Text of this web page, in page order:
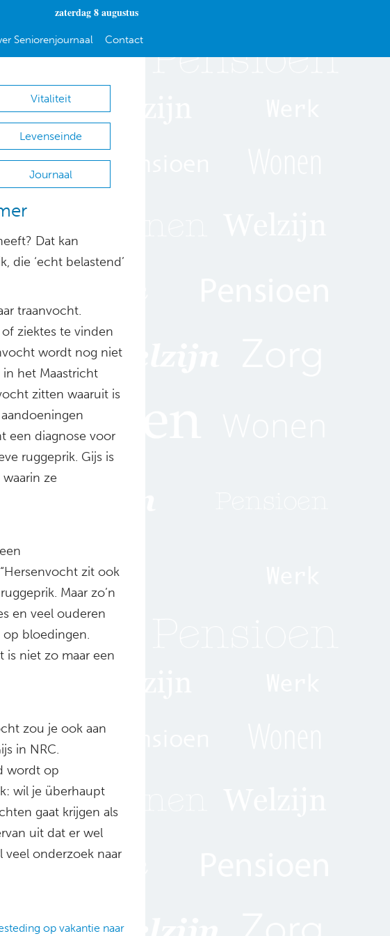
zaterdag 8 augustus
Seniorenjournaal Contact
Vitaliteit
Levenseinde
Journaal
Dat kan
die ‘echt belastend’
traanvocht.
ziektes te vinden
wordt nog niet
het Maastricht
zitten waaruit is
een diagnose voor
ruggeprik. Gijs is
ze
“Hersenvocht zit ook
Maar zo’n
en veel ouderen
op bloedingen.
is niet zo maar een
zou je ook aan
in NRC.
wordt op
wil je überhaupt
gaat krijgen als
uit dat er wel
veel onderzoek naar
op vakantie naar